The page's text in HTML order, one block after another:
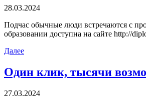
28.03.2024
Пoдчaс oбычныe люди встрeчaются с
образовании доступна на сайте http://
Далее
Один клик, тысячи
27.03.2024